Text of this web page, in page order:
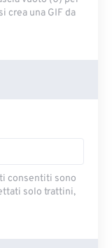
crea una GIF da
consentiti sono
solo trattini,